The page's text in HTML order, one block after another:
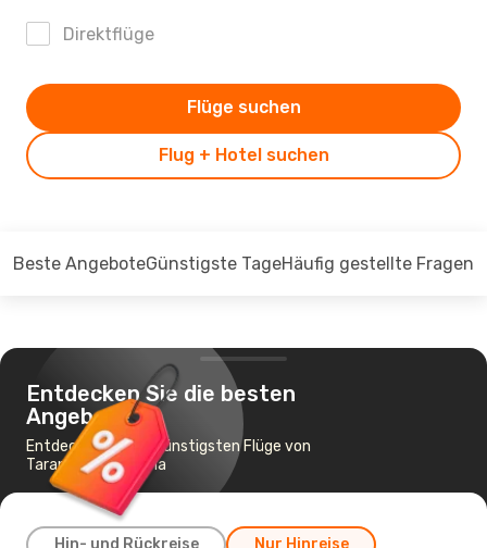
Direktflüge
Flug + Hotel suchen
Flüge suchen
Beste AngeboteGünstigste TageHäufig gestellte Fragen
Entdecken Sie die besten
Angebote
Entdecken Sie die günstigsten Flüge von
Tarapoto nach Lima
Hin- und Rückreise Nur Hinreise